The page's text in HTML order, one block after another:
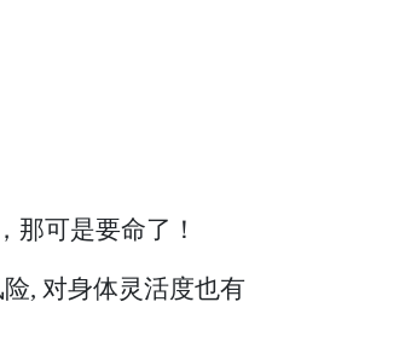
那可是要命了！
, 对身体灵活度也有